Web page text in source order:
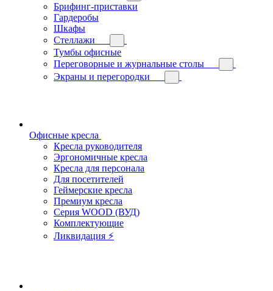
Брифинг-приставки
Гардеробы
Шкафы
Стеллажи
Тумбы офисные
Переговорные и журнальные столы
Экраны и перегородки
Офисные кресла
Кресла руководителя
Эргономичные кресла
Кресла для персонала
Для посетителей
Геймерские кресла
Премиум кресла
Серия WOOD (ВУД)
Комплектующие
Ликвидация ⚡